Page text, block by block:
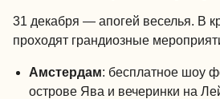
31 декабря — апогей веселья. В
проходят грандиозные
Амстердам: бесплатное шоу
острове Ява и вечеринки на